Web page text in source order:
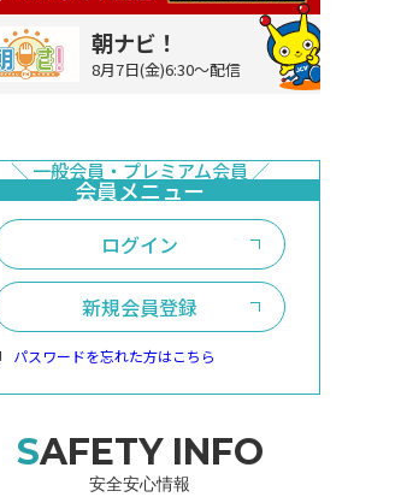
朝ナビ！
8月7日(金)6:30～配信
ログイン
新規会員登録
パスワードを忘れた方はこちら
SAFETY INFO
安全安心情報